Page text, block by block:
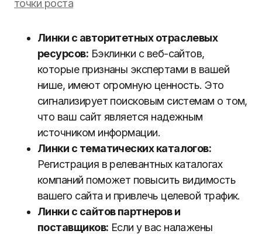
точки роста
Линки с авторитетных отраслевых
ресурсов: Бэклинки с веб-сайтов,
которые признаны экспертами в вашей
нише, имеют огромную ценность. Это
сигнализирует поисковым системам о том,
что ваш сайт является надежным
источником информации.
Линки с тематических каталогов:
Регистрация в релевантных каталогах
компаний поможет повысить видимость
вашего сайта и привлечь целевой трафик.
Линки с сайтов партнеров и
поставщиков: Если у вас налажены